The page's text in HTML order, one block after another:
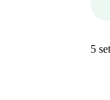
5